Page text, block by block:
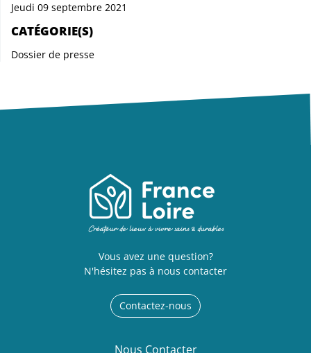
Jeudi 09 septembre 2021
CATÉGORIE(S)
Dossier de presse
Vous avez une question?
N'hésitez pas à nous contacter
Contactez-nous
Nous Contacter